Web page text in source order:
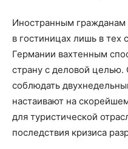
Иностранным гражданам
в гостиницах лишь в тех
Германии вахтенным
страну с деловой
соблюдать
настаивают на
для туристической
последствия кризиса